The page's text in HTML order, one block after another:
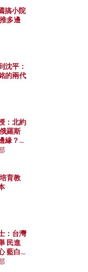
搞小院
多邊
沈平：
的兩代
：北約
羅斯
緣？中
左右戰
育教
：台灣
民進
藍白
下七成